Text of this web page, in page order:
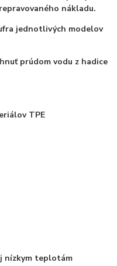
nákladu.
jednotlivých modelov
prúdom vodu z hadice
TPE
nízkym teplotám